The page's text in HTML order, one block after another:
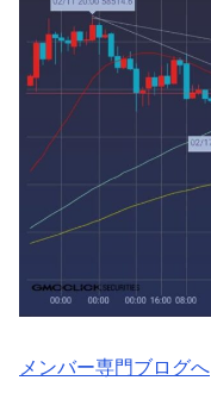
メンバー専門ブログへ